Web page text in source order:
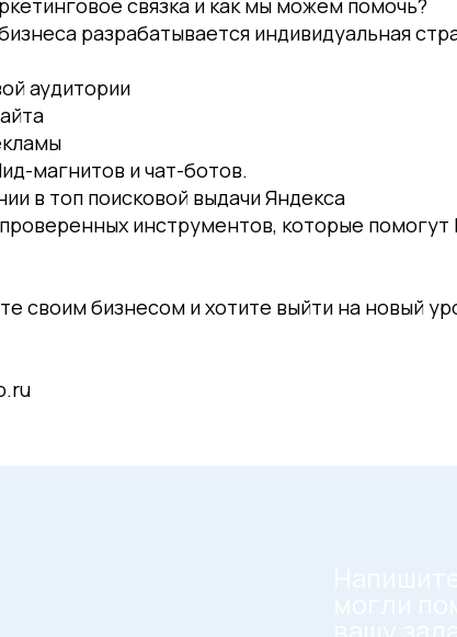
связка и как мы можем помочь?
разрабатывается индивидуальная
аудитории
магнитов и чат-ботов.
в топ поисковой выдачи Яндекса
инструментов, которые помогут
своим бизнесом и хотите выйти на новый